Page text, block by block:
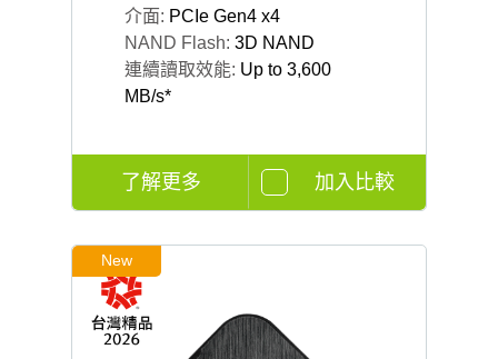
介面: PCIe Gen4 x4
NAND Flash: 3D NAND
連續讀取效能: Up to 3,600
MB/s*
了解更多 加入比較
New